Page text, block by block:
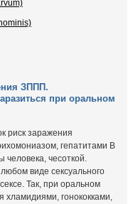
ЗППП.
при оральном
риск заражения
гепатитами В
чесоткой.
виде сексуального
Так, при оральном
хламидиями, гонококками,